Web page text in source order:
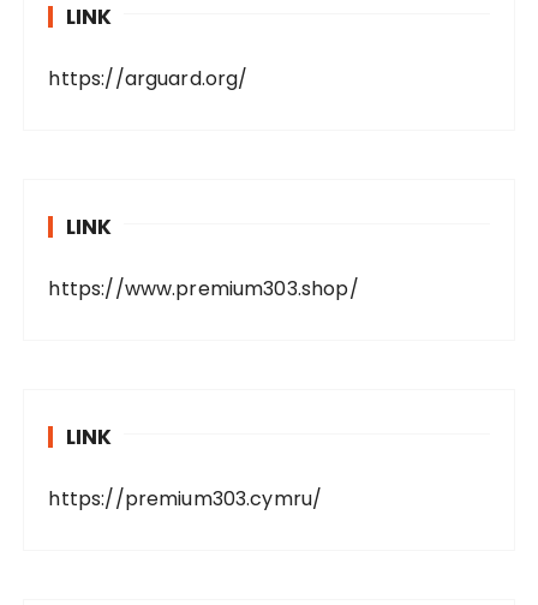
LINK
https://arguard.org/
LINK
https://www.premium303.shop/
LINK
https://premium303.cymru/